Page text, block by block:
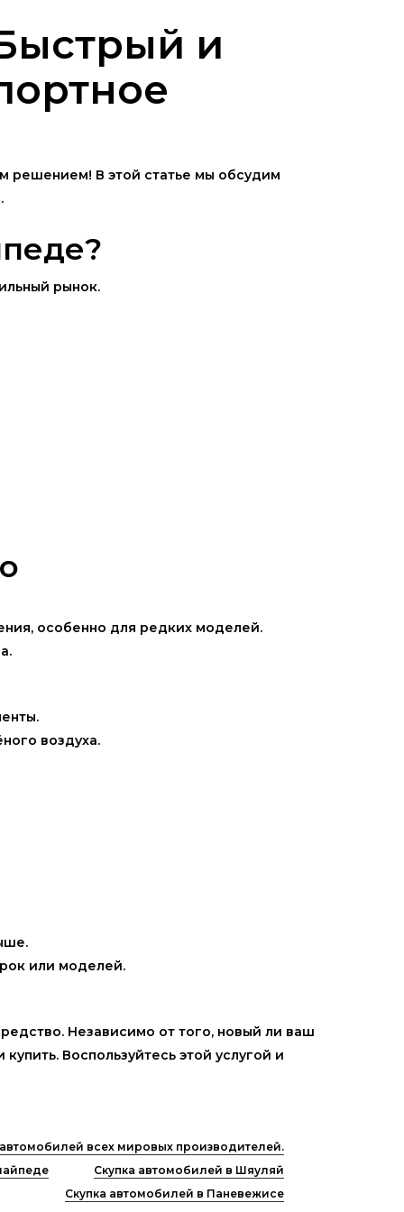
и
решением! В этой статье мы обсудим
рынок.
особенно для редких моделей.
воздуха.
или моделей.
Независимо от того, новый ли ваш
Воспользуйтесь этой услугой и
всех мировых производителей.
Скупка автомобилей в Шяуляй
Скупка автомобилей в Паневежисе